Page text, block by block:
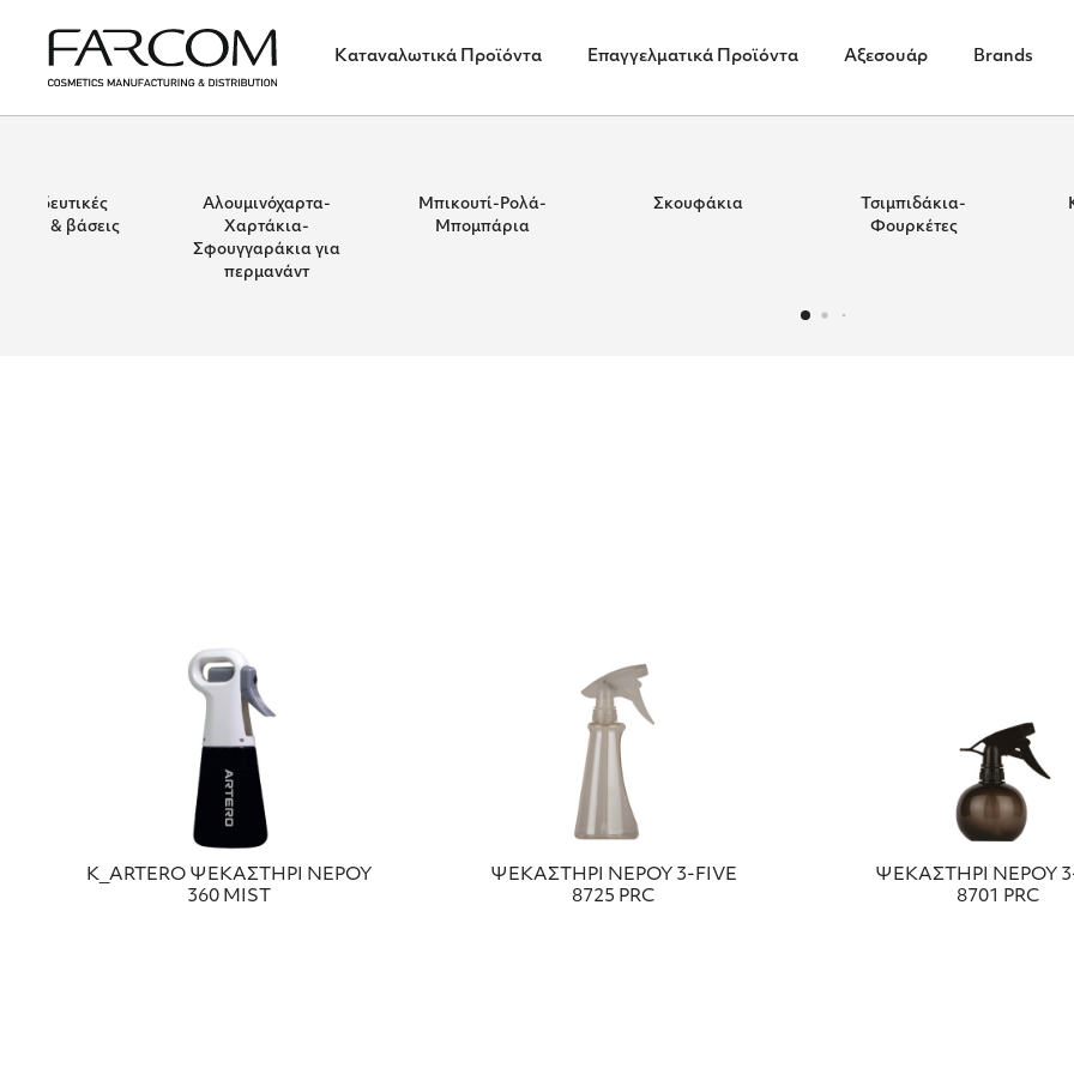
Καταναλωτικά Προϊόντα Επαγγελματικά Προϊόντα Αξεσουάρ Brands
& βάσεις
Αλουμινόχαρτα-
Χαρτάκια-
Σφουγγαράκια για
περμανάντ
Μπικουτί-Ρολά-
Μπομπάρια
Σκουφάκια
Τσιμπιδάκια-
Φουρκέτες
Κ_ARTERO ΨΕΚΑΣΤΗΡΙ ΝΕΡΟΥ
360 MIST
ΨΕΚΑΣΤΗΡΙ ΝΕΡΟΥ 3-FIVE
8725 PRC
ΨΕΚΑΣΤΗΡΙ ΝΕΡΟΥ
8701 PRC